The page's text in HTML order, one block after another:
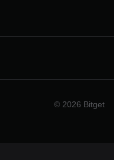
© 2026 Bitget